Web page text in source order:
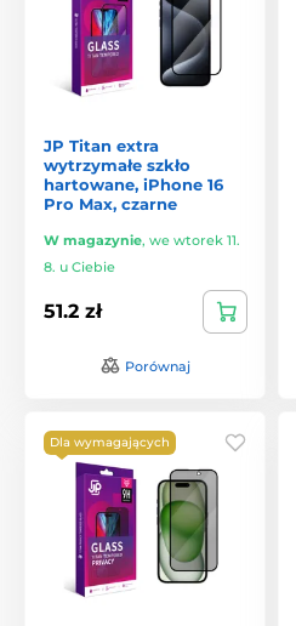
JP Titan extra
wytrzymałe szkło
hartowane, iPhone 16
Pro Max, czarne
W magazynie, we wtorek 11.
8. u Ciebie
51.2 zł
Porównaj
Dla wymagających